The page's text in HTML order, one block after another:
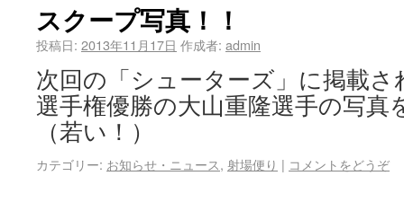
スクープ写真！！
投稿日: 2013年11月17日 作成者: admin
次回の「シューターズ」に掲載
選手権優勝の大山重隆選手の写真
（若い！）
カテゴリー: お知らせ・ニュース, 射場便り | コメントをどうぞ